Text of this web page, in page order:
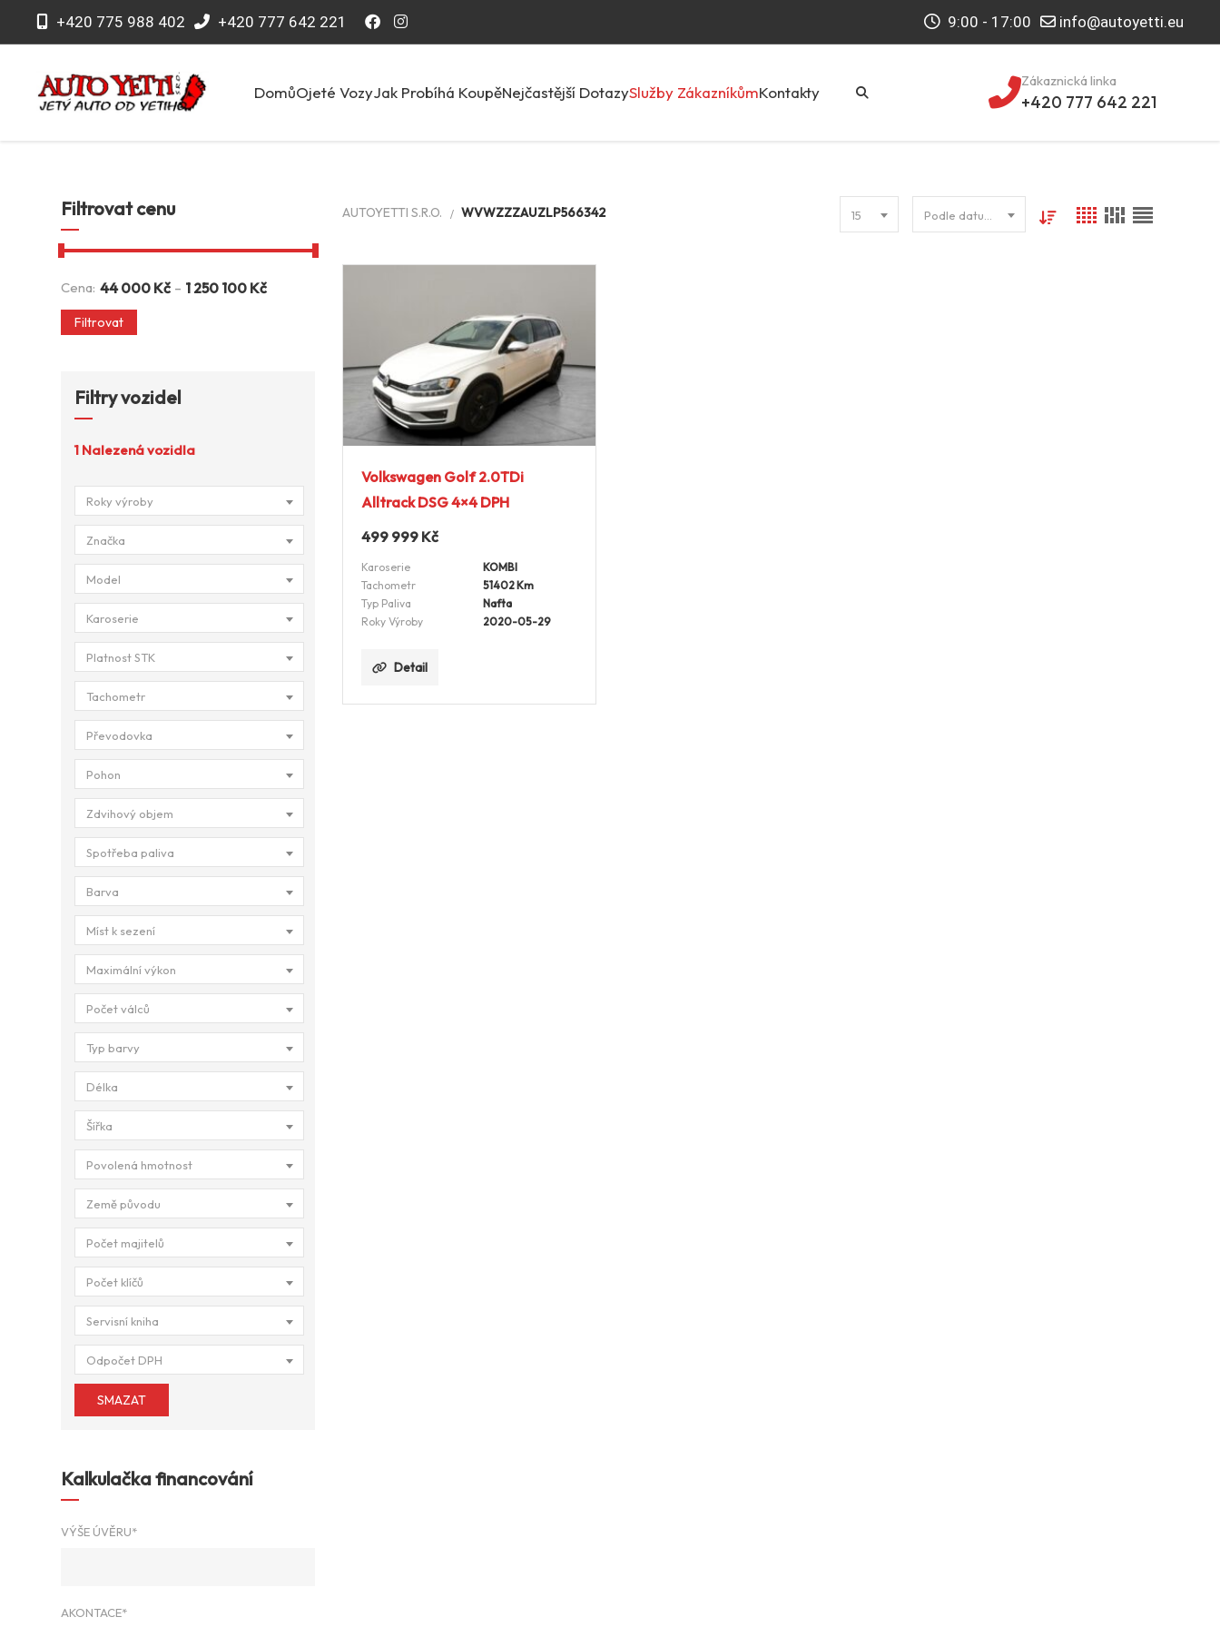
+420 775 988 402 +420 777 642 221 9:00 - 17:00 info@autoyetti.eu
DomůOjeté VozyJak Probíhá KoupěNejčastější DotazySlužby ZákazníkůmKontakty
Zákaznická linka
+420 777 642 221
Filtrovat cenu
Cena: 44 000 Kč - 1 250 100 Kč
Filtrovat
Filtry vozidel
1 Nalezená vozidla
Roky výroby
Značka
Model
Karoserie
Platnost STK
Tachometr
Převodovka
Pohon
Zdvihový objem
Spotřeba paliva
Barva
Míst k sezení
Maximální výkon
Počet válců
Typ barvy
Délka
Šířka
Povolená hmotnost
Země původu
Počet majitelů
Počet klíčů
Servisní kniha
Odpočet DPH
SMAZAT
Kalkulačka financování
VÝŠE ÚVĚRU*
AKONTACE*
AUTOYETTI S.R.O. WVWZZZAUZLP566342 15
Volkswagen Golf 2.0TDi
Alltrack DSG 4×4 DPH
499 999 Kč
Karoserie
KOMBI
Tachometr
51402 Km
Typ Paliva
Nafta
Roky Výroby
2020-05-29
Detail